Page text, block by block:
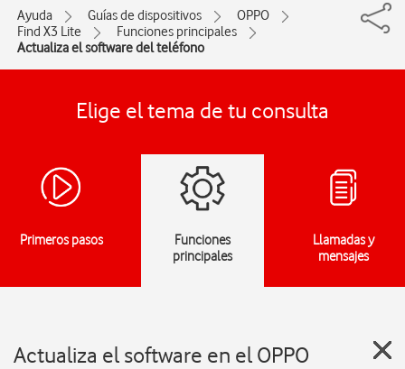
Ayuda Guías de dispositivos
OPPO
Find X3 Lite
Funciones principales
Actualiza el software del teléfono
Elige el tema de tu consulta
Primeros pasos
Funciones
principales
Llamadas y
mensajes
Actualiza el software en el OPPO